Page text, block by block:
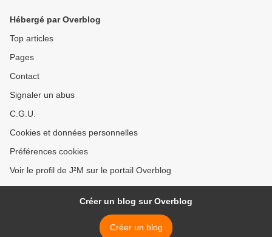
Hébergé par Overblog
Top articles
Pages
Contact
Signaler un abus
C.G.U.
Cookies et données personnelles
Préférences cookies
Voir le profil de J²M sur le portail Overblog
Créer un blog sur Overblog
Créer un blog